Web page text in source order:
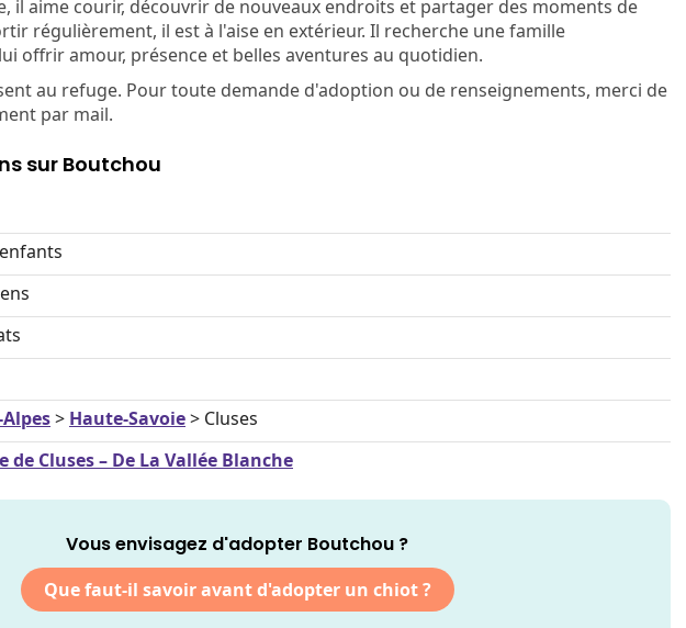
il aime courir, découvrir de nouveaux endroits et partager des moments de
régulièrement, il est à l'aise en extérieur. Il recherche une famille
offrir amour, présence et belles aventures au quotidien.
au refuge. Pour toute demande d'adoption ou de renseignements, merci de
par mail.
sur Boutchou
> Haute-Savoie> Cluses
de Cluses – De La Vallée Blanche
Vous envisagez d'adopter Boutchou ?
Que faut-il savoir avant d'adopter un chiot ?